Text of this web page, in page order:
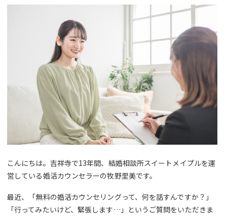
こんにちは。吉祥寺で13年間、結婚相談所スイートメイプルを運
営している婚活カウンセラーの牧野里美です。
最近、「無料の婚活カウンセリングって、何を話すんですか？」
「行ってみたいけど、緊張します…」というご質問をいただきま